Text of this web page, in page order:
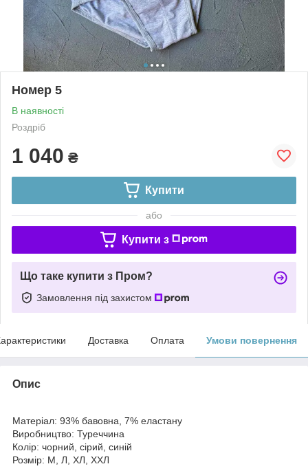
Номер 5
В наявності
Роздріб
1 040 ₴
Купити
або
Купити з
Що таке купити з Пром?
Замовлення під захистом
Доставка Оплата Умови повернення
Опис
Матеріал: 93% бавовна, 7% еластану
Виробництво: Туреччина
Колір: чорний, сірий, синій
Розмір: М, Л, ХЛ, ХХЛ